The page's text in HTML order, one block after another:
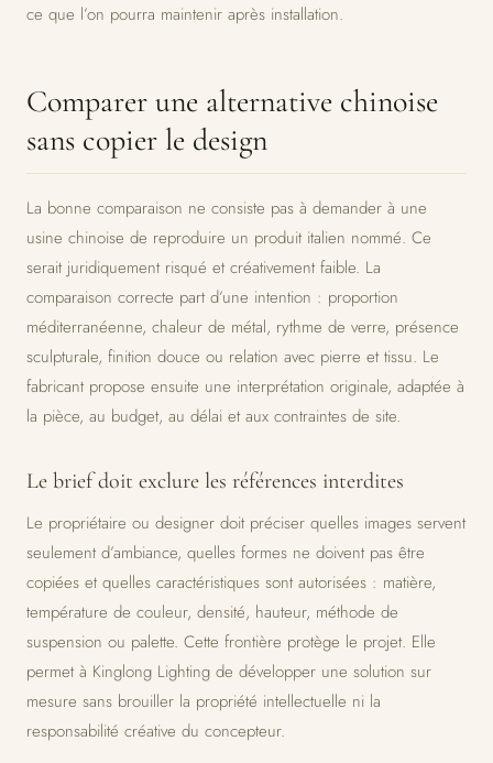
ce que l’on pourra maintenir après installation.
Comparer une alternative chinoise
sans copier le design
La bonne comparaison ne consiste pas à demander à une
usine chinoise de reproduire un produit italien nommé. Ce
serait juridiquement risqué et créativement faible. La
comparaison correcte part d’une intention : proportion
méditerranéenne, chaleur de métal, rythme de verre, présence
sculpturale, finition douce ou relation avec pierre et tissu. Le
fabricant propose ensuite une interprétation originale, adaptée à
la pièce, au budget, au délai et aux contraintes de site.
Le brief doit exclure les références interdites
Le propriétaire ou designer doit préciser quelles images servent
seulement d’ambiance, quelles formes ne doivent pas être
copiées et quelles caractéristiques sont autorisées : matière,
température de couleur, densité, hauteur, méthode de
suspension ou palette. Cette frontière protège le projet. Elle
permet à Kinglong Lighting de développer une solution sur
mesure sans brouiller la propriété intellectuelle ni la
responsabilité créative du concepteur.